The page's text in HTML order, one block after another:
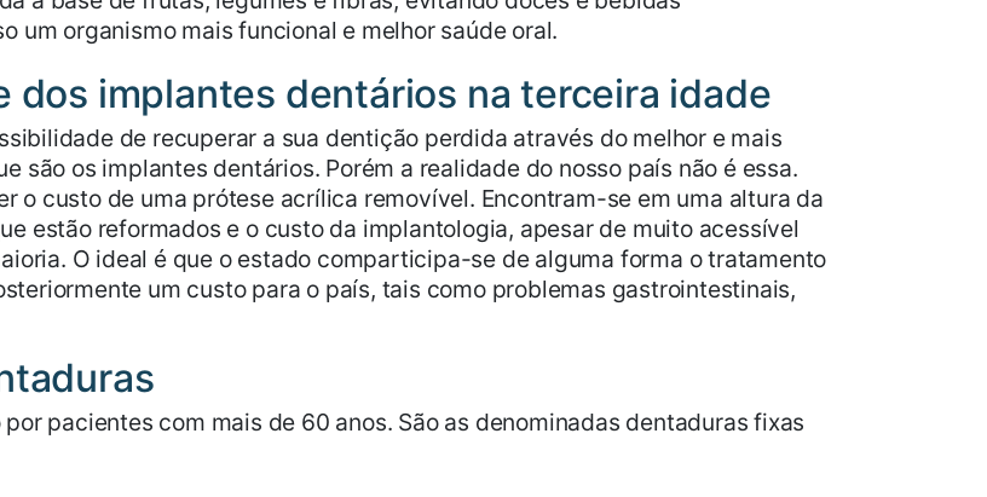
um organismo mais funcional e melhor saúde oral.
dos implantes dentários na terceira idade
de recuperar a sua dentição perdida através do melhor e mais
são os implantes dentários. Porém a realidade do nosso país não é essa.
o custo de uma prótese acrílica removível. Encontram-se em uma altura da
estão reformados e o custo da implantologia, apesar de muito acessível
O ideal é que o estado comparticipa-se de alguma forma o tratamento
um custo para o país, tais como problemas gastrointestinais,
pacientes com mais de 60 anos. São as denominadas dentaduras fixas